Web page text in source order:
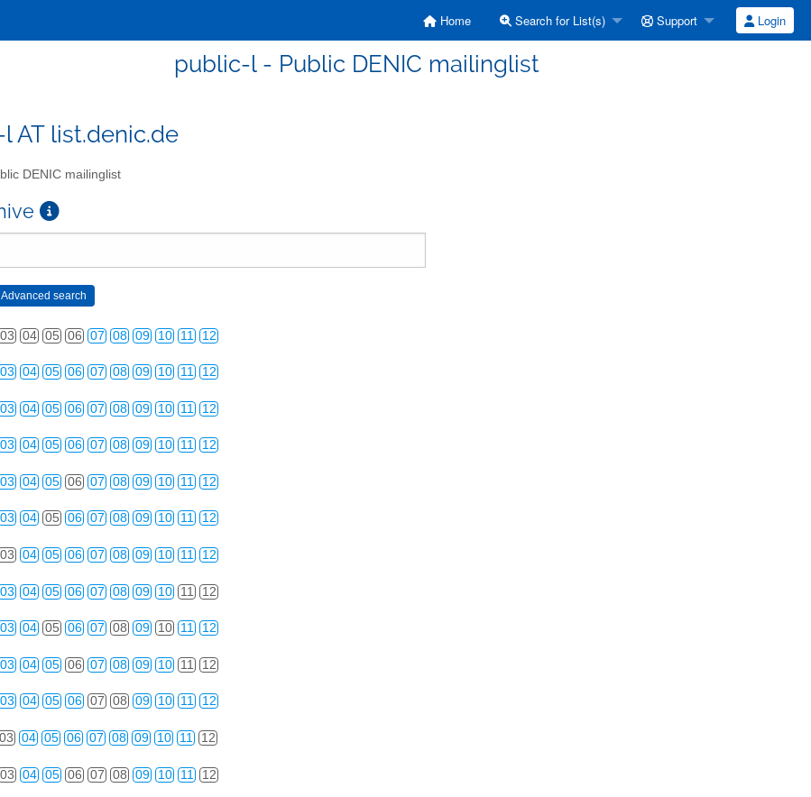
Home Search for List(s) Support Login
public-l - Public DENIC mailinglist
AT list.denic.de
DENIC mailinglist
03 04 05 06 07 08 09 10 11 12
03 04 05 06 07 08 09 10 11 12
03 04 05 06 07 08 09 10 11 12
03 04 05 06 07 08 09 10 11 12
03 04 05 06 07 08 09 10 11 12
03 04 05 06 07 08 09 10 11 12
03 04 05 06 07 08 09 10 11 12
03 04 05 06 07 08 09 10 11 12
03 04 05 06 07 08 09 10 11 12
03 04 05 06 07 08 09 10 11 12
03 04 05 06 07 08 09 10 11 12
03 04 05 06 07 08 09 10 11 12
03 04 05 06 07 08 09 10 11 12